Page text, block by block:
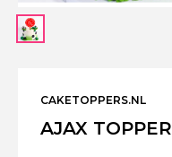
CAKETOPPERS.NL
AJAX TOPPER